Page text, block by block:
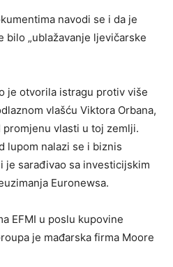
navodi se i da je
bilo „ublažavanje ljevičarske
je otvorila istragu protiv više
vlašću Viktora Orbana,
vlasti u toj zemlji.
lupom nalazi se i biznis
je sarađivao sa investicijskim
Euronewsa.
EFMI u poslu kupovine
je mađarska firma Moore